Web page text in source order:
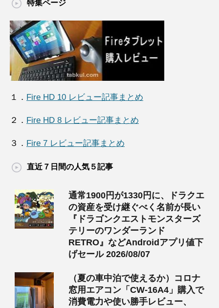
特集ページ
１． Fire HD 10 レビュー記事まとめ
２． Fire HD 8 レビュー記事まとめ
３． Fire 7 レビュー記事まとめ
直近７日間の人気５記事
通常1900円が1330円に、ドラクエ
の資産を受け継ぐべく名前が長い
『ドラゴンクエストモンスターズ
テリーのワンダーランド
RETRO』などAndroidアプリ値下
げセール 2026/08/07
（夏の車中泊で使えるか）コロナ
窓用エアコン「CW-16A4」購入で
消費電力や使い勝手レビュー、